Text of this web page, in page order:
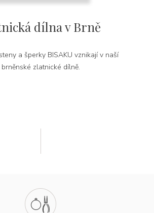
dílna v Brně
a šperky BISAKU vznikají v naší
brněnské zlatnické dílně.